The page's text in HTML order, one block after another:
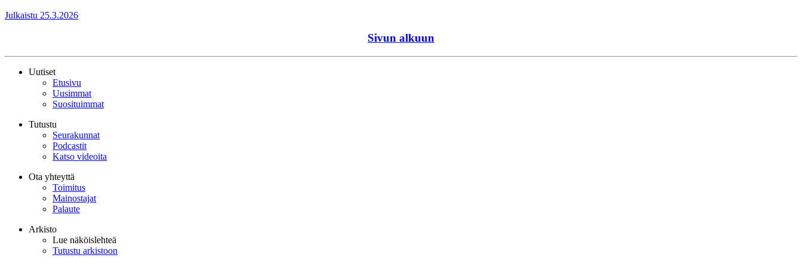
Julkaistu 25.3.2026
Sivun alkuun
Uutiset
Etusivu
Uusimmat
Suosituimmat
Tutustu
Seurakunnat
Podcastit
Katso videoita
Ota yhteyttä
Toimitus
Mainostajat
Palaute
Arkisto
Lue näköislehteä
Tutustu arkistoon